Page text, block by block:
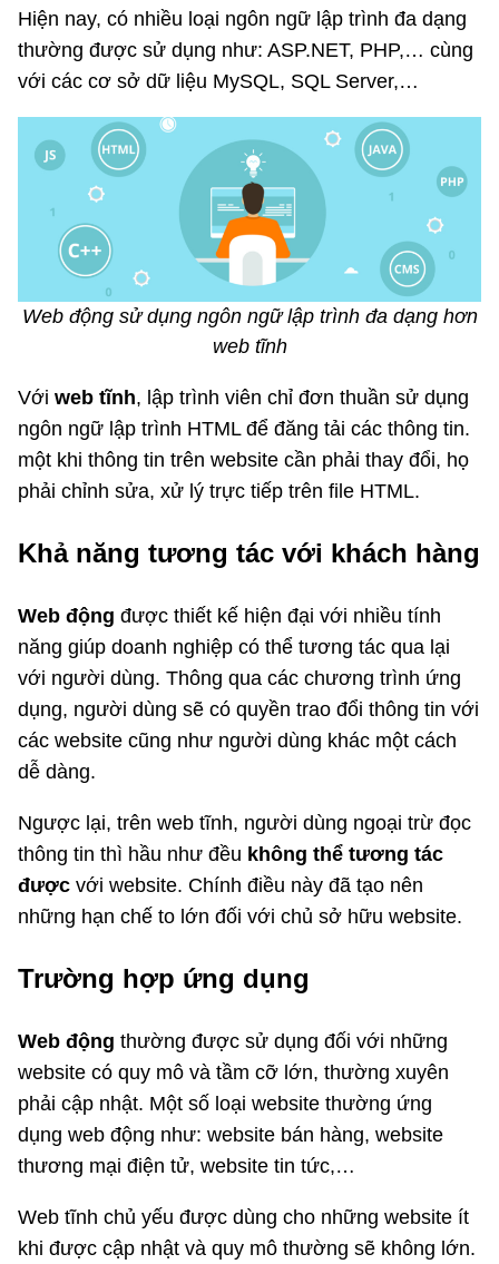
Hiện nay, có nhiều loại ngôn ngữ lập trình đa dạng
thường được sử dụng như: ASP.NET, PHP,… cùng
với các cơ sở dữ liệu MySQL, SQL Server,…
Web động sử dụng ngôn ngữ lập trình đa dạng hơn
web tĩnh
Với web tĩnh, lập trình viên chỉ đơn thuần sử dụng
ngôn ngữ lập trình HTML để đăng tải các thông tin.
một khi thông tin trên website cần phải thay đổi, họ
phải chỉnh sửa, xử lý trực tiếp trên file HTML.
Khả năng tương tác với khách hàng
Web động được thiết kế hiện đại với nhiều tính
năng giúp doanh nghiệp có thể tương tác qua lại
với người dùng. Thông qua các chương trình ứng
dụng, người dùng sẽ có quyền trao đổi thông tin với
các website cũng như người dùng khác một cách
dễ dàng.
Ngược lại, trên web tĩnh, người dùng ngoại trừ đọc
thông tin thì hầu như đều không thể tương tác
được với website. Chính điều này đã tạo nên
những hạn chế to lớn đối với chủ sở hữu website.
Trường hợp ứng dụng
Web động thường được sử dụng đối với những
website có quy mô và tầm cỡ lớn, thường xuyên
phải cập nhật. Một số loại website thường ứng
dụng web động như: website bán hàng, website
thương mại điện tử, website tin tức,…
Web tĩnh chủ yếu được dùng cho những website ít
khi được cập nhật và quy mô thường sẽ không lớn.